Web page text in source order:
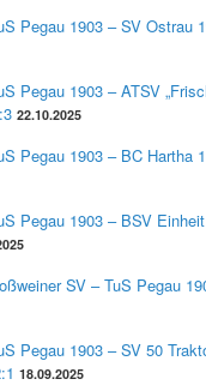
Pegau 1903 – SV Ostrau
Pegau 1903 – ATSV
22.10.2025
Pegau 1903 – BC Hartha
Pegau 1903 – BSV
SV – TuS Pegau
Pegau 1903 – SV 50
18.09.2025